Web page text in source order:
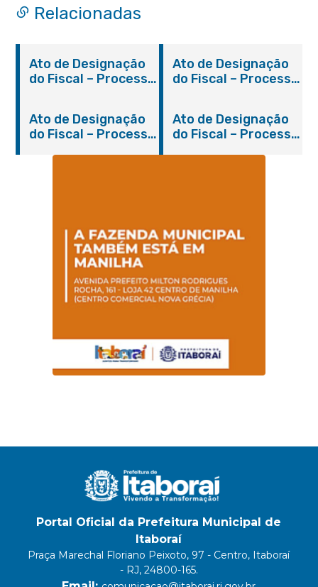
Relacionadas
Ato de Designação
do Fiscal – Processo
Ato de Designação
do Fiscal – Processo
Ato de Designação
do Fiscal – Processo
Ato de Designação
do Fiscal – Processo
Portal Oficial da Prefeitura Municipal de
Itaboraí
Praça Marechal Floriano Peixoto, 97 - Centro, Itaboraí
- RJ, 24800-165.